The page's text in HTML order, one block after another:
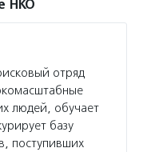
НКО
отряд
людей, обучает
базу
поступивших